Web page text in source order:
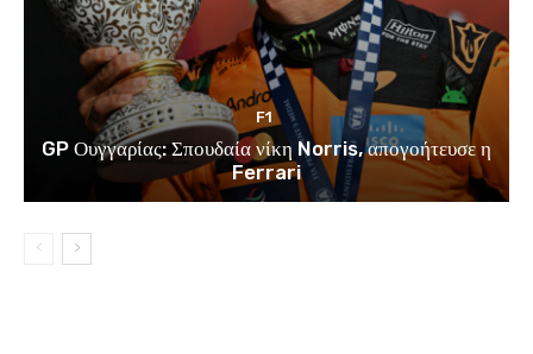
F1
GP Ουγγαρίας: Σπουδαία νίκη Norris, απογοήτευσε η
Ferrari